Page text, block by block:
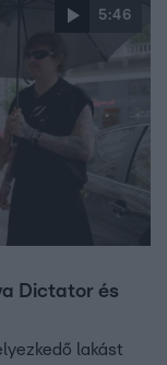
5:46
Dictator és
lakást